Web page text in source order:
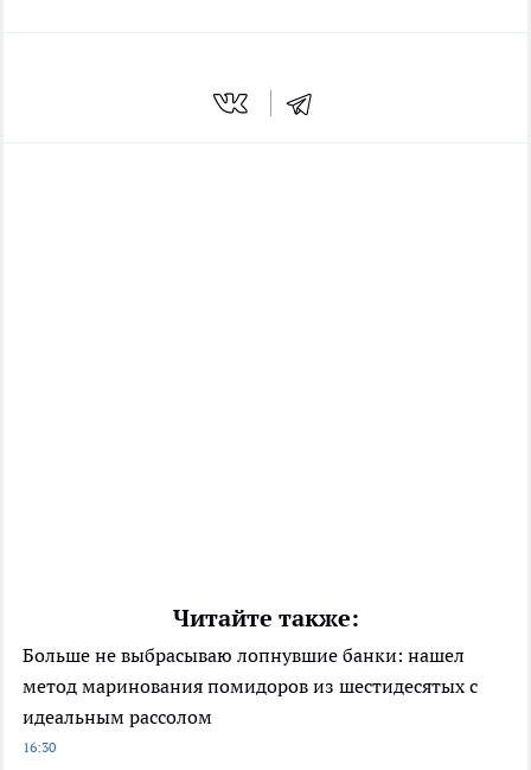
Читайте также:
Больше не выбрасываю лопнувшие банки: нашел
метод маринования помидоров из шестидесятых с
идеальным рассолом
16:30